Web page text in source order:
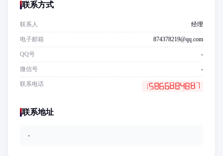
联系方式
联系人 经理
电子邮箱 874378219@qq.com
QQ号 -
微信号 -
联系电话
联系地址
-